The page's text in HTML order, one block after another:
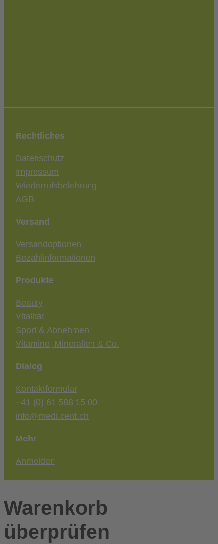
Rechtliches
Datenschutz
Impressum
Wiederrufsbelehrung
AGB
Versand
Versandoptionen
Bezahlinformationen
Produkte
Beauty
Vitalität
Sport & Abnehmen
Vitamine, Mineralien & Co.
Dialog
Kontaktformular
+41 (0) 61 588 15 00
info@medi-cent.ch
Mehr
Anmelden
Warenkorb
überprüfen